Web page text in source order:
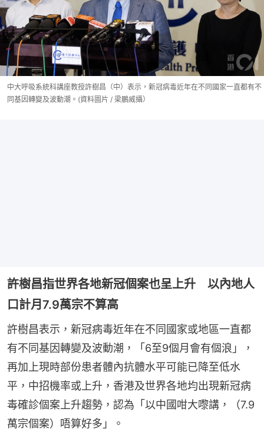
中大呼吸系統科講座教授許樹昌（中）表示，新冠病毒近年在不同國家一直都有不
同基因轉變及波動潮。(資料圖片 / 梁鵬威攝）
許樹昌指世界各地新冠個案也呈上升 以內地人
口計月7.9萬宗不算高
許樹昌表示，新冠病毒近年在不同國家或地區一直都
有不同基因轉變及波動潮，「6至9個月會有個浪」，
再加上現時部份患者體內抗體水平可能已降至低水
平，中招機率或上升，香港及世界各地均出現新冠病
毒確診個案上升趨勢，認為「以中國咁大嚟講，（7.9
萬宗個案）唔算好多」。